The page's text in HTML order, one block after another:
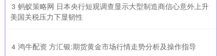
3 ​蚂蚁策略网 日本央行短观调查显示大型制造商信心意外上升
美国关税压力下显韧性
4 ​鸿牛配资 方汇银:期货黄金市场行情走势分析及操作指导